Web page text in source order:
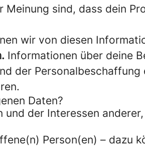
sind, dass dein
wir von diesen
Informationen über deine
der
Daten?
der Interessen
Person(en) – dazu